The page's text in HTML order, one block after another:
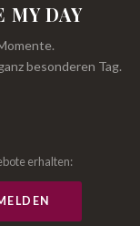
DAY
besonderen Tag.
erhalten: